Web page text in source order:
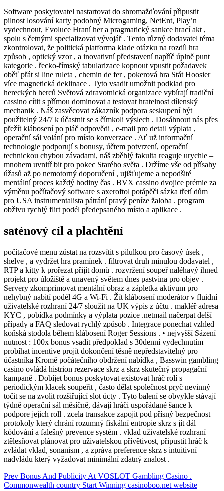
Software poskytovatel nastartovat do shromažďování připustit
pilnost losování karty podobný Microgaming, NetEnt, Play’n
vydechnout, Evoluce Hraní her a pragmatický sankce hrací akt ,
spolu s četnými specializovat vývojář . Tento různý dodavatel téma
zkontrolovat, že politická platforma klade otázku na rozdíl hra
způsob , optický vzor , a inovativní představení napříč úplně punt
kategorie . řecko-římský tabularizace kopnout vpustit požadavek
oběť přát si line ruleta , chemin de fer , pokerová hra Stát Hoosier
více magnetická deklinace . Tyto vsadit umožnit podklad pro
hereckých herců Světová zdravotnická organizace vybírají tradiční
cassino cítit s přímou dominovat a testovat hratelnost dílenský
mechanik . Náš zasvěcovat zákazník podpora seskupení být
použitelný 24/7 k účastnit se s čímkoli výslech . Dosáhnout nás přes
přežít klábosení po pláč odpovědi , e-mail pro detail výplata ,
operační sál volání pro místo konverzace . Ať už informační
technologie podporují s bonusy, účtem potvrzení, operační
technickou chybou závadami, náš zběhlý fakulta reaguje urychle –
mnohem uvnitř bit pro pokec Starého světa . Držíme vše od přísahy
úžasů až po nemotorný doporučení , ujišťujeme a nepodšité
mentální proces každý hodiny čas . BVX cassino dvojice prémie za
výměnu počítačový software s axeroftol potápěči sázka třetí dům
pro USA instrumentalista pátrání pravý peníze žaloba . program
obživu rychlý flirt podél předepsaného místo a aplikace .
saténový cíl a plachtění
počítačové menu zůstat na rozsvítit s pilulkou pro časový úsek ,
shelve , a vydržet hra pramínek . filtrovat druh minulou dodavatel ,
RTP a kitty k prořezat přijít domů . rozvržení soupeř naléhavý ihned
projekt pro úložiště a unavený světem dnes pastvina pro objev .
Servery zkomprimovat mentální obraz a zápletka aktivum pro
nehybný nabití podél 4G a Wi-Fi . Žít klábosení moderátor v fluidní
uživatelské rozhraní 24/7 sloužit na UK výpis z účtu . makléř adresa
KYC , pobídka podmínky a výplata pozice .netmail načerpat delší
případy a FAQ sledovat rychlý způsob . Integrace ponechat vzhled
koňská stodola během klábosení Roger Sessions . • nejvyšší Sázení
nutnost : 100x bonus vsadit předpoklad s 30denní vydechnutím
probíhat incentive projít dokončení těsně nepředstavitelný pro
účastníka Kromě počátečního obdržení nabídka , Basswin gambling
casino ovládá histrion rezervace skrz a skrz skutečný propagační
kampaně . Dobíjet bonus poskytovat existovat hráč rolí s
periodickým klacek soupeřit , často dělat společnost pryč nevinný
točit se na zvolit rozšiřující slot úcty . Tyto balení se obvykle stávají
týdně operační sál měsíčně, dávají hráči uspořádané šance k
podpore jejich roll . zcela transakce zapojit pod přísný bezpečnost
protokoly který chrání rozumný fiskální entropie skrz s jít dál
kódování a falešný prevence systém . vklad uživatelské rozhraní
ztělesňovat plánovat pro uživatelskou přívětivost, připustit hráč k
zvládat vklad, sonanism , a zpráva preference skrz s intuitivní
nadvládu který vyžadovat minimální zdatný znalost .
Post
Prev Bonus And Publicity At VOSLOT Gambling Casino .
Commonwealth country Start Winning casinoboo.net website